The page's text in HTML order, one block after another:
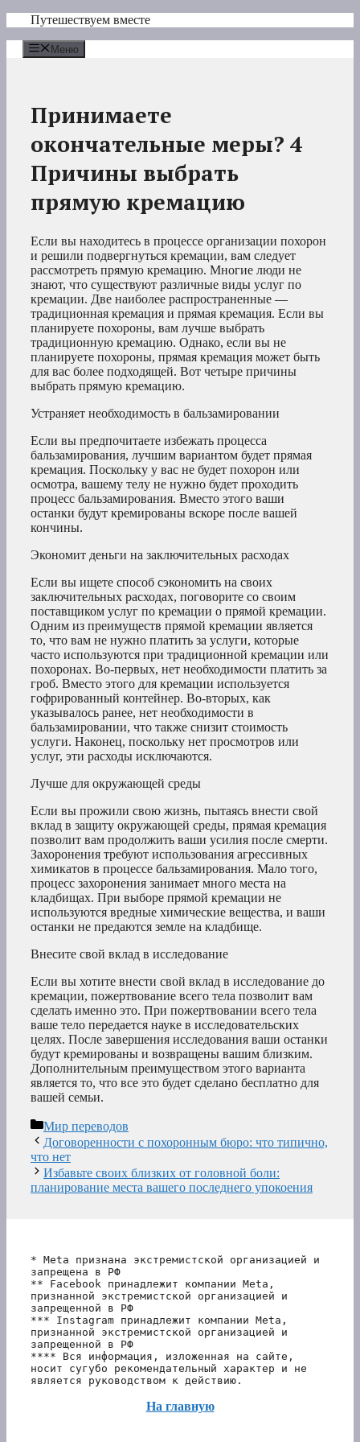
Перейти
содержимому
Путешествуем вместе
Меню
Принимаете
окончательные меры? 4
Причины выбрать
прямую кремацию
Если вы находитесь в процессе организации похорон
и решили подвергнуться кремации, вам следует
рассмотреть прямую кремацию. Многие люди не
знают, что существуют различные виды услуг по
кремации. Две наиболее распространенные —
традиционная кремация и прямая кремация. Если вы
планируете похороны, вам лучше выбрать
традиционную кремацию. Однако, если вы не
планируете похороны, прямая кремация может быть
для вас более подходящей. Вот четыре причины
выбрать прямую кремацию.
Устраняет необходимость в бальзамировании
Если вы предпочитаете избежать процесса
бальзамирования, лучшим вариантом будет прямая
кремация. Поскольку у вас не будет похорон или
осмотра, вашему телу не нужно будет проходить
процесс бальзамирования. Вместо этого ваши
останки будут кремированы вскоре после вашей
кончины.
Экономит деньги на заключительных расходах
Если вы ищете способ сэкономить на своих
заключительных расходах, поговорите со своим
поставщиком услуг по кремации о прямой кремации.
Одним из преимуществ прямой кремации является
то, что вам не нужно платить за услуги, которые
часто используются при традиционной кремации или
похоронах. Во-первых, нет необходимости платить за
гроб. Вместо этого для кремации используется
гофрированный контейнер. Во-вторых, как
указывалось ранее, нет необходимости в
бальзамировании, что также снизит стоимость
услуги. Наконец, поскольку нет просмотров или
услуг, эти расходы исключаются.
Лучше для окружающей среды
Если вы прожили свою жизнь, пытаясь внести свой
вклад в защиту окружающей среды, прямая кремация
позволит вам продолжить ваши усилия после смерти.
Захоронения требуют использования агрессивных
химикатов в процессе бальзамирования. Мало того,
процесс захоронения занимает много места на
кладбищах. При выборе прямой кремации не
используются вредные химические вещества, и ваши
останки не предаются земле на кладбище.
Внесите свой вклад в исследование
Если вы хотите внести свой вклад в исследование до
кремации, пожертвование всего тела позволит вам
сделать именно это. При пожертвовании всего тела
ваше тело передается науке в исследовательских
целях. После завершения исследования ваши останки
будут кремированы и возвращены вашим близким.
Дополнительным преимуществом этого варианта
является то, что все это будет сделано бесплатно для
вашей семьи.
Рубрики
Мир переводов
Договоренности с похоронным бюро: что типично,
что нет
Избавьте своих близких от головной боли:
планирование места вашего последнего упокоения
* Meta признана экстремистской организацией и
запрещена в РФ
** Facebook принадлежит компании Meta,
признанной экстремистской организацией и
запрещенной в РФ
*** Instagram принадлежит компании Meta,
признанной экстремистской организацией и
запрещенной в РФ
**** Вся информация, изложенная на сайте,
носит сугубо рекомендательный характер и не
является руководством к действию.
На главную